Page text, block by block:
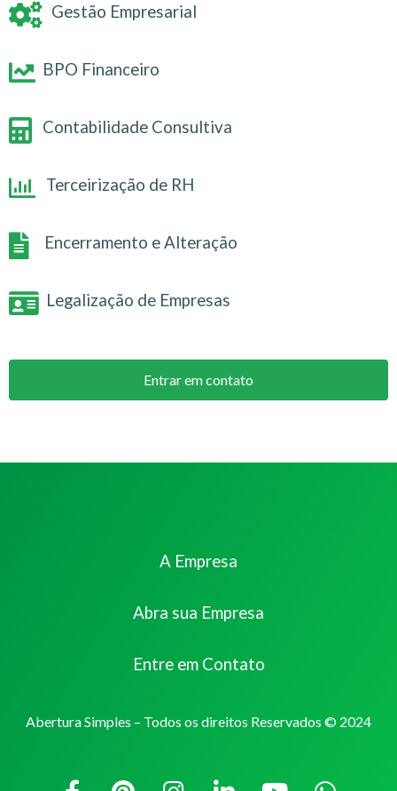
Gestão Empresarial
BPO Financeiro
Contabilidade Consultiva
Terceirização de RH
Encerramento e Alteração
Legalização de Empresas
Entrar em contato
A Empresa
Abra sua Empresa
Entre em Contato
Abertura Simples – Todos os direitos Reservados © 2024